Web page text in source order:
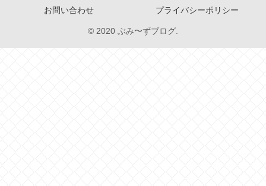
お問い合わせ
プライバシーポリシー
© 2020 ぶみ〜ずブログ.